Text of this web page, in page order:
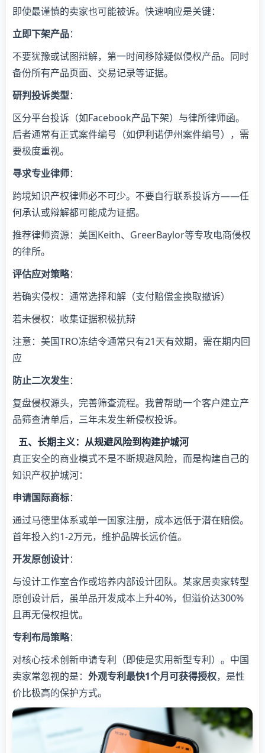
即使最谨慎的卖家也可能被诉。快速响应是关键：
​立即下架产品​​：
不要犹豫或试图辩解，第一时间移除疑似侵权产品。同时
备份所有产品页面、交易记录等证据。
​研判投诉类型​​：
区分平台投诉（如Facebook产品下架）与律所律师函。
后者通常有正式案件编号（如伊利诺伊州案件编号），需
要极度重视。
​寻求专业律师​​：
跨境知识产权律师必不可少。不要自行联系投诉方——任
何承认或辩解都可能成为证据。
推荐律师资源：美国Keith、GreerBaylor等专攻电商侵权
的律所。
​评估应对策略​​：
若确实侵权：通常选择和解（支付赔偿金换取撤诉）
若未侵权：收集证据积极抗辩
注意：美国TRO冻结令通常只有21天有效期，需在期内回
应
​防止二次发生​​：
复盘侵权源头，完善筛查流程。我曾帮助一个客户建立产
品筛查清单后，三年未发生新侵权投诉。
五、长期主义：从规避风险到构建护城河
真正安全的商业模式不是不断规避风险，而是构建自己的
知识产权护城河：
​申请国际商标​​：
通过马德里体系或单一国家注册，成本远低于潜在赔偿。
首年投入约1-2万元，维护品牌长远价值。
​开发原创设计​​：
与设计工作室合作或培养内部设计团队。某家居卖家转型
原创设计后，虽单品开发成本上升40%，但溢价达300%
且再无侵权担忧。
​专利布局策略​​：
对核心技术创新申请专利（即使是实用新型专利）。中国
卖家常忽视的是：​ ​外观专利最快1个月可获得授权​​，是性
价比极高的保护方式。